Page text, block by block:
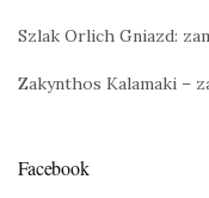
Szlak Orlich Gniazd:
Zakynthos Kalamaki –
Facebook